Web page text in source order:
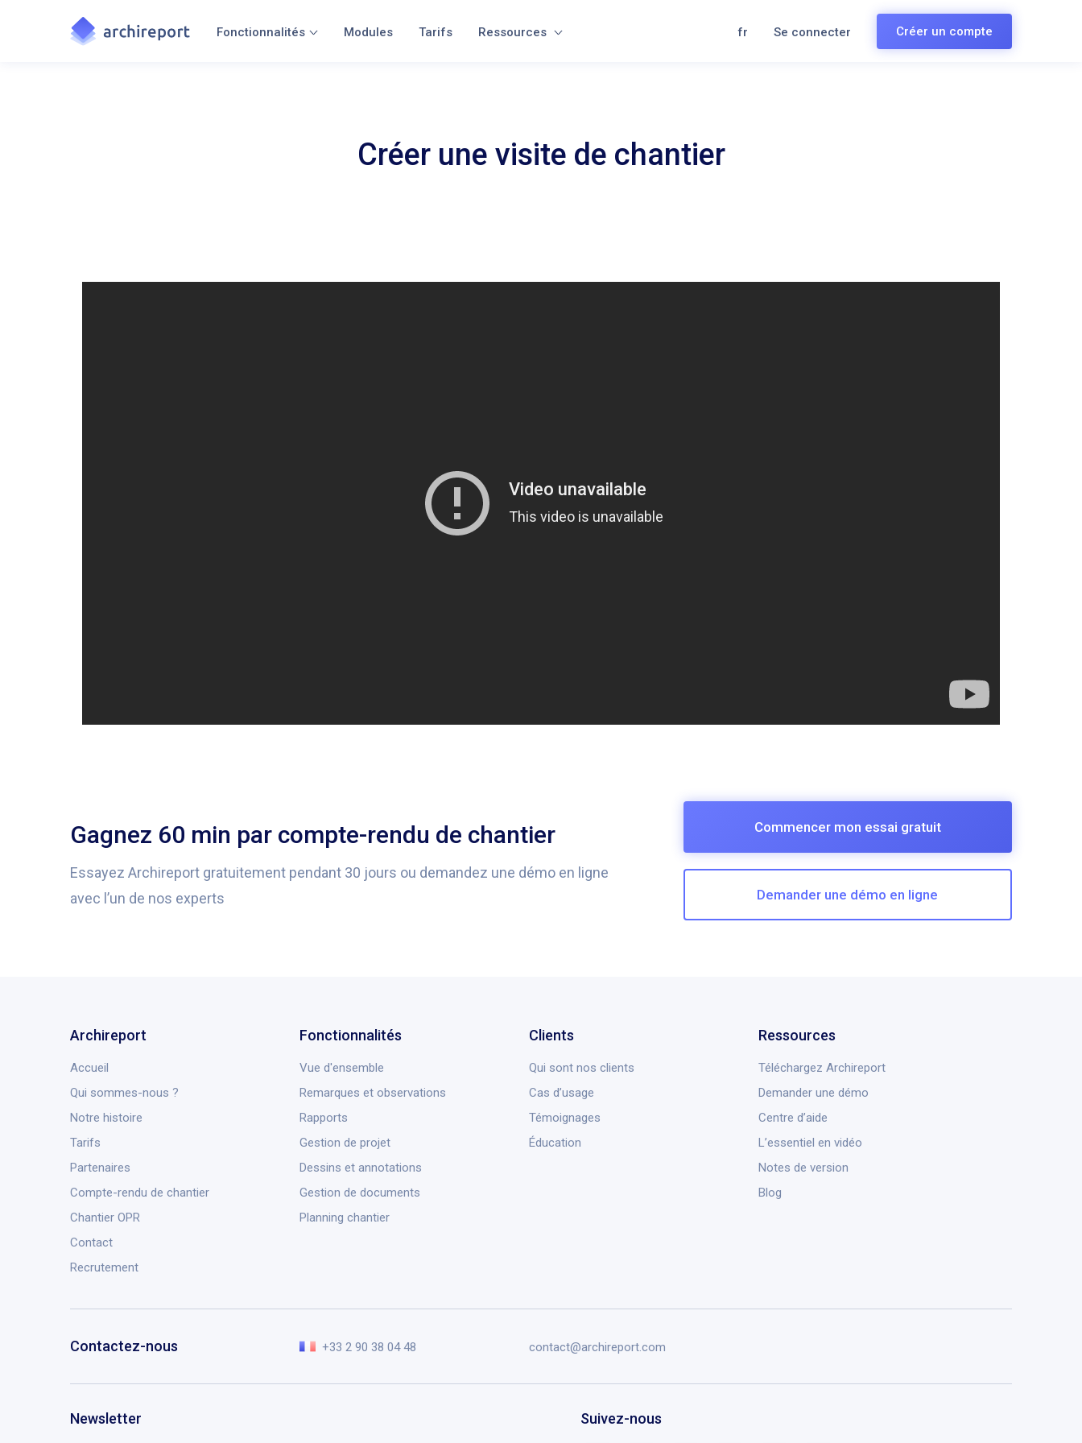
Fonctionnalités Modules Tarifs Ressources fr Se connecter Créer un compte
Créer une visite de chantier
Gagnez 60 min par compte-rendu de chantier
Essayez Archireport gratuitement pendant 30 jours ou demandez une démo en ligne
avec l’un de nos experts
Commencer mon essai gratuit
Demander une démo en ligne
Archireport
Accueil
Qui sommes-nous ?
Notre histoire
Tarifs
Partenaires
Compte-rendu de chantier
Chantier OPR
Contact
Recrutement
Fonctionnalités
Vue d'ensemble
Remarques et observations
Rapports
Gestion de projet
Dessins et annotations
Gestion de documents
Planning chantier
Clients
Qui sont nos clients
Cas d’usage
Témoignages
Éducation
Ressources
Téléchargez Archireport
Demander une démo
Centre d’aide
L’essentiel en vidéo
Notes de version
Blog
Contactez-nous +33 2 90 38 04 48 contact@archireport.com
Newsletter Suivez-nous